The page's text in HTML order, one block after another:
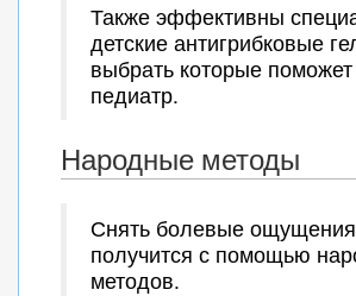
Также эффективны
детские антигрибковые
выбрать которые
педиатр.
Народные методы
Снять болевые
получится с помощью
методов.